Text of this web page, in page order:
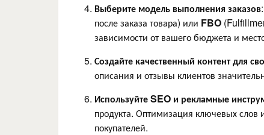
Выберите модель выполнения заказов:
после заказа товара) или FBO
зависимости от вашего бюджета и
Создайте качественный контент для
описания и отзывы клиентов
Используйте SEO и рекламные
продукта. Оптимизация ключевых слов
покупателей.